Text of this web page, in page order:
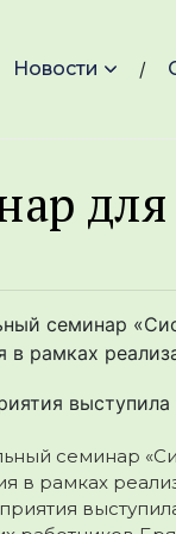
Новости
для
семинар
в рамках
выступила
семинар
в рамках